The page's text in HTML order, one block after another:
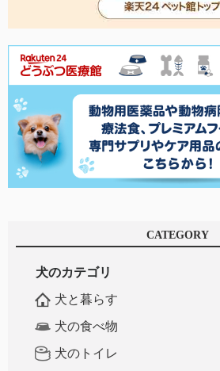
CATEGORY
犬のカテゴリ
犬と暮らす
犬の食べ物
犬のトイレ